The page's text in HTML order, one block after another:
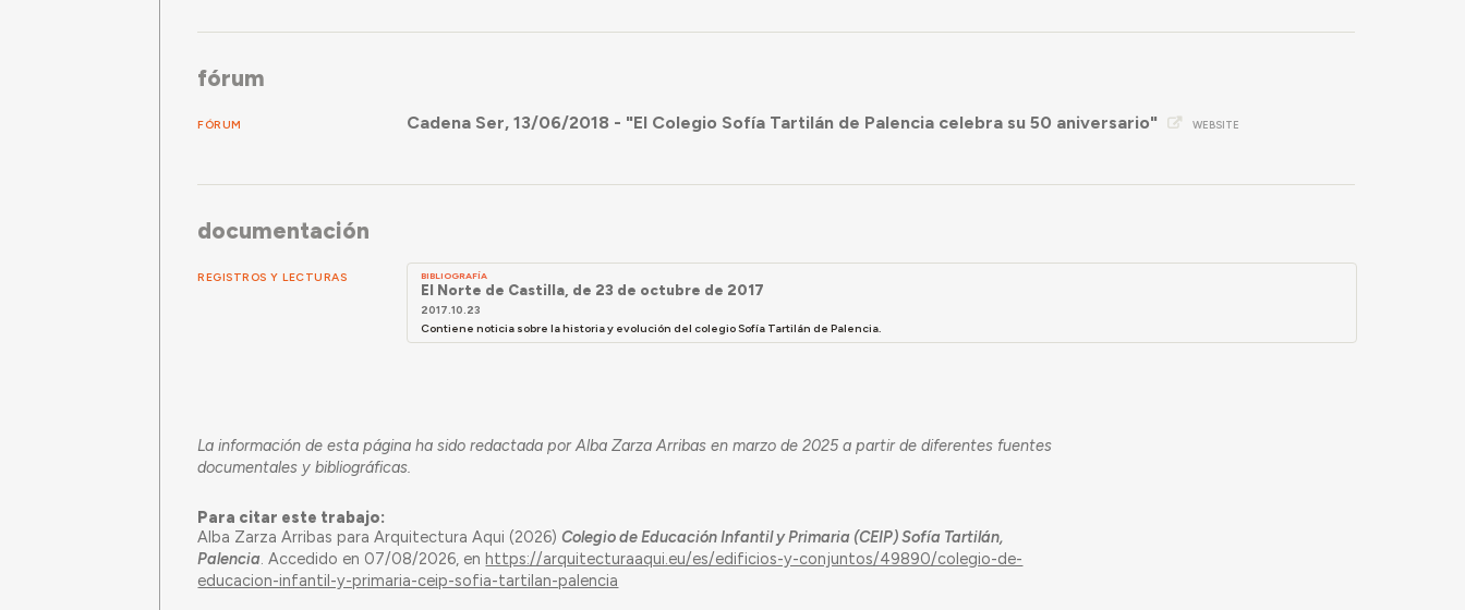
fórum
FÓRUM Cadena Ser, 13/06/2018 - "El Colegio Sofía Tartilán de Palencia celebra su 50 aniversario" WEBSITE
documentación
REGISTROS Y LECTURAS BIBLIOGRAFÍA
El Norte de Castilla, de 23 de octubre de 2017
2017.10.23
Contiene noticia sobre la historia y evolución del colegio Sofía Tartilán de Palencia.
La información de esta página ha sido redactada por Alba Zarza Arribas en marzo de 2025 a partir de diferentes fuentes
documentales y bibliográficas.
Para citar este trabajo:
Alba Zarza Arribas para Arquitectura Aqui (2026)Colegio de Educación Infantil y Primaria (CEIP) Sofía Tartilán,
Palencia. Accedido en 07/08/2026, enhttps://arquitecturaaqui.eu/es/edificios-y-conjuntos/49890/colegio-de-
educacion-infantil-y-primaria-ceip-sofia-tartilan-palencia